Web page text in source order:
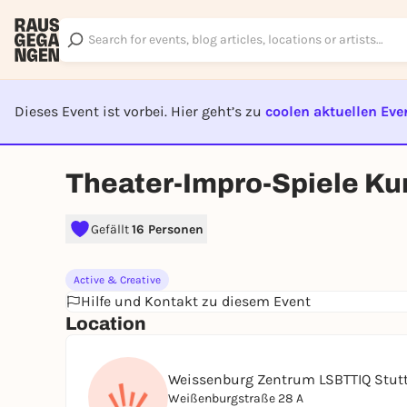
Dieses Event ist vorbei. Hier geht’s zu coolen aktuellen
EVENT
Theater-Impro-Spiele
Gefällt16 Personen
Active & Creative
Hilfe und Kontakt zu diesem Event
Location
Weissenburg Zentrum LSBTTIQ
Weißenburgstraße 28 A